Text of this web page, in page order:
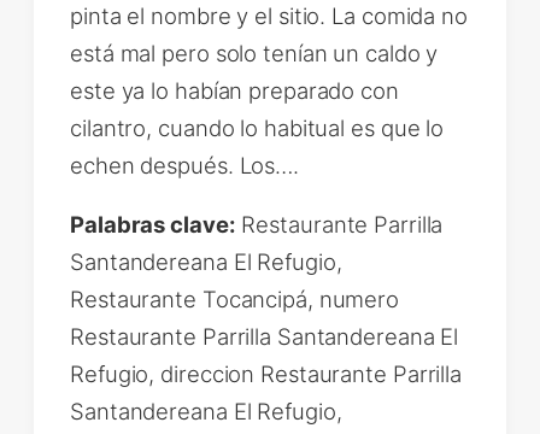
pinta el nombre y el sitio. La comida no
está mal pero solo tenían un caldo y
este ya lo habían preparado con
cilantro, cuando lo habitual es que lo
echen después. Los….
Palabras clave: Restaurante Parrilla
Santandereana El Refugio,
Restaurante Tocancipá, numero
Restaurante Parrilla Santandereana El
Refugio, direccion Restaurante Parrilla
Santandereana El Refugio,